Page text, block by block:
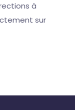
à
sur